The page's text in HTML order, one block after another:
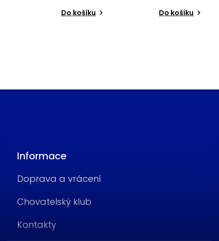
Do košíku Do košíku
Informace
Doprava a vrácení
Chovatelský klub
Kontakty